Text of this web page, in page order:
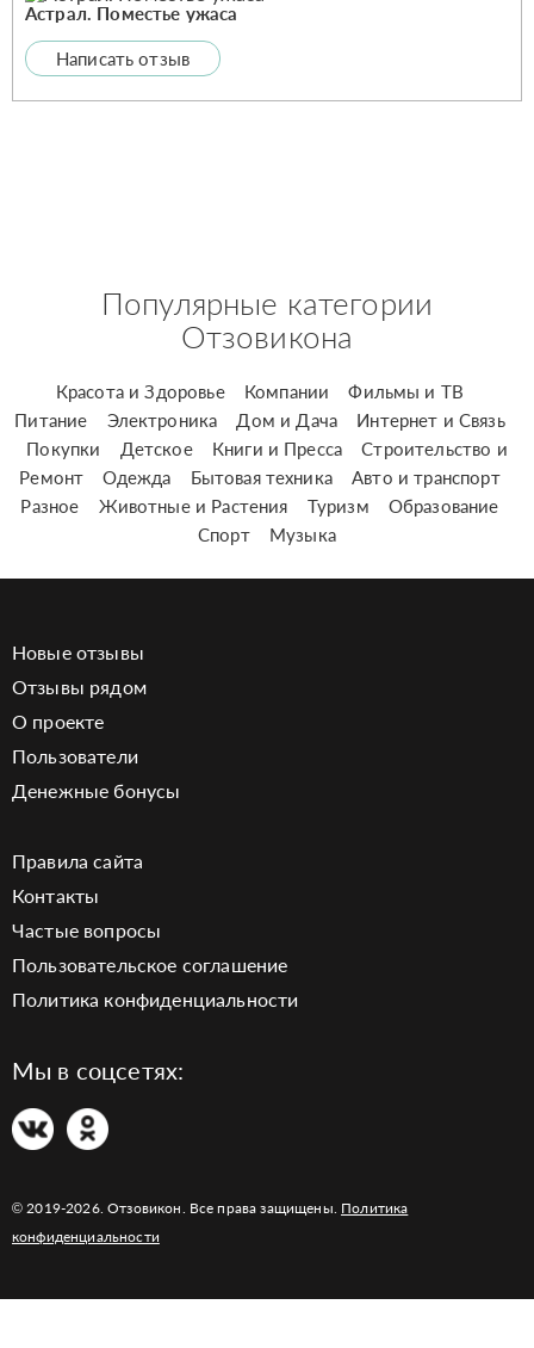
Астрал. Поместье ужаса
Написать отзыв
Популярные категории
Отзовикона
Красота и Здоровье Компании
Фильмы и ТВ
Питание
Электроника Дом и Дача
Интернет и Связь
Покупки
Детское Книги и Пресса
Строительство и
Ремонт
Одежда Бытовая техника
Авто и транспорт
Разное
Животные и Растения Туризм
Образование
Спорт
Музыка
Новые отзывы
Отзывы рядом
О проекте
Пользователи
Денежные бонусы
Правила сайта
Контакты
Частые вопросы
Пользовательское соглашение
Политика конфиденциальности
Мы в соцсетях:
© 2019-2026. Отзовикон. Все права защищены. Политика
конфиденциальности